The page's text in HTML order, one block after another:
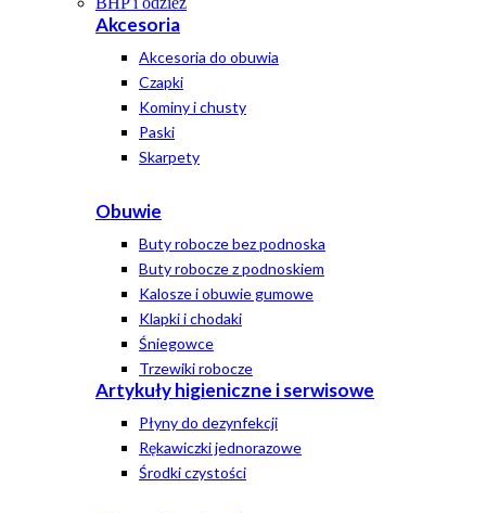
Akcesoria
Akcesoria do obuwia
Czapki
Kominy i chusty
Paski
Skarpety
Obuwie
Buty robocze bez podnoska
Buty robocze z podnoskiem
Kalosze i obuwie gumowe
Klapki i chodaki
Śniegowce
Trzewiki robocze
Artykuły higieniczne i serwisowe
Płyny do dezynfekcji
Rękawiczki jednorazowe
Środki czystości